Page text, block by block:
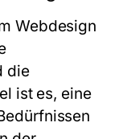
Webdesign
die
ist es, eine